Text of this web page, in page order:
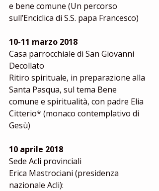
e bene comune (Un percorso
sull’Enciclica di S.S. papa Francesco)
10-11 marzo 2018
Casa parrocchiale di San Giovanni
Decollato
Ritiro spirituale, in preparazione alla
Santa Pasqua, sul tema Bene
comune e spiritualità, con padre Elia
Citterio* (monaco contemplativo di
Gesù)
10 aprile 2018
Sede Acli provinciali
Erica Mastrociani (presidenza
nazionale Acli):